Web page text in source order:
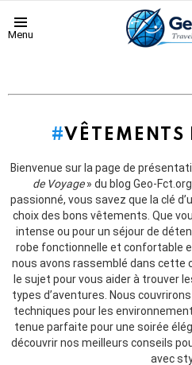
Menu
VÊTEMENTS
Bienvenue sur la page de
de Voyage» du blog Geo-
passionné, vous savez que la clé
choix des bons vêtements. Que
intense ou pour un séjour de
robe fonctionnelle et confortable
nous avons rassemblé dans cette
le sujet pour vous aider à trouver
types d’aventures. Nous
techniques pour les
tenue parfaite pour une soirée
découvrir nos meilleurs conseils
avec